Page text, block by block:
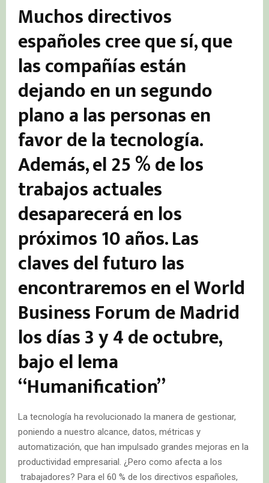
Muchos directivos
españoles cree que sí, que
las compañías están
dejando en un segundo
plano a las personas en
favor de la tecnología.
Además, el 25 % de los
trabajos actuales
desaparecerá en los
próximos 10 años. Las
claves del futuro las
encontraremos en el World
Business Forum de Madrid
los días 3 y 4 de octubre,
bajo el lema
“Humanification”
La tecnología ha revolucionado la manera de gestionar,
poniendo a nuestro alcance, datos, métricas y
automatización, que han impulsado grandes mejoras en la
productividad empresarial. ¿Pero como afecta a los
trabajadores? Para el 60 % de los directivos españoles,